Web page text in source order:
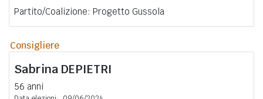
Partito/Coalizione: Progetto Gussola
Consigliere
Sabrina DEPIETRI
56 anni